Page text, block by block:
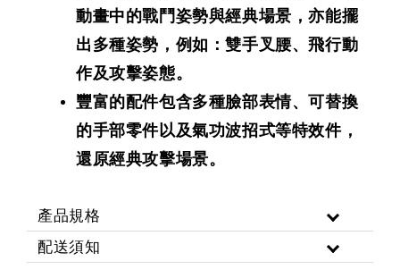
動畫中的戰鬥姿勢與經典場景，亦能擺
出多種姿勢，例如：雙手叉腰、飛行動
作及攻擊姿態。
豐富的配件包含多種臉部表情、可替換
的手部零件以及氣功波招式等特效件，
還原經典攻擊場景。
產品規格
配送須知